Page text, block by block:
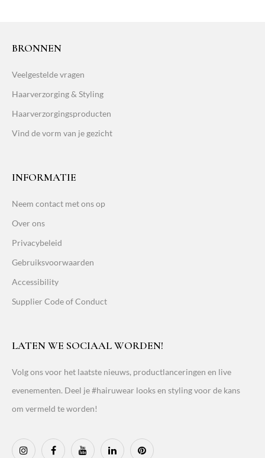
BRONNEN
Veelgestelde vragen
Haarverzorging & Styling
Haarverzorgingsproducten
Vind de vorm van je gezicht
INFORMATIE
Neem contact met ons op
Over ons
Privacybeleid
Gebruiksvoorwaarden
Accessibility
Supplier Code of Conduct
LATEN WE SOCIAAL WORDEN!
Volg ons voor het laatste nieuws, productlanceringen en live
evenementen. Deel je #hairuwear looks en styling voor de kans
om vermeld te worden!